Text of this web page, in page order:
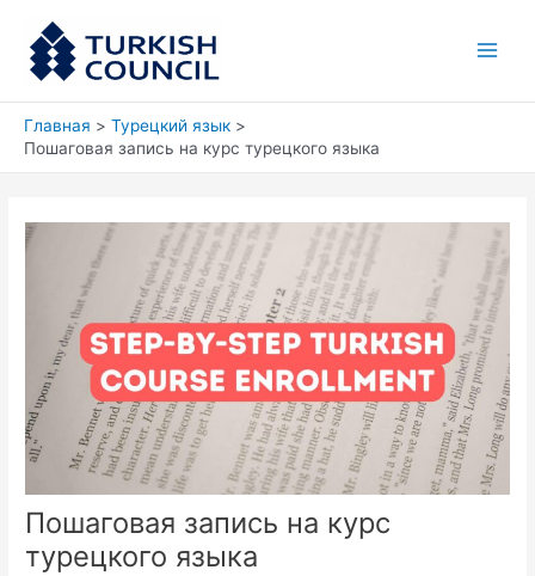
содержимому
Главная
Турецкий язык
Пошаговая запись на курс турецкого языка
Пошаговая запись на курс
турецкого языка